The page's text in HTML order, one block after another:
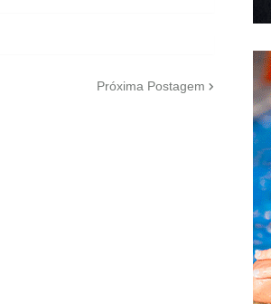
Próxima Postagem